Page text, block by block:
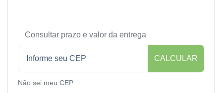
Consultar prazo e valor da entrega
CALCULAR
Não sei meu CEP